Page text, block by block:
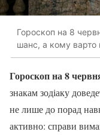
Гороскоп на 8
шанс, а кому варто
Гороскоп на 8
знакам зодіаку
не лише до порад
активно: справи